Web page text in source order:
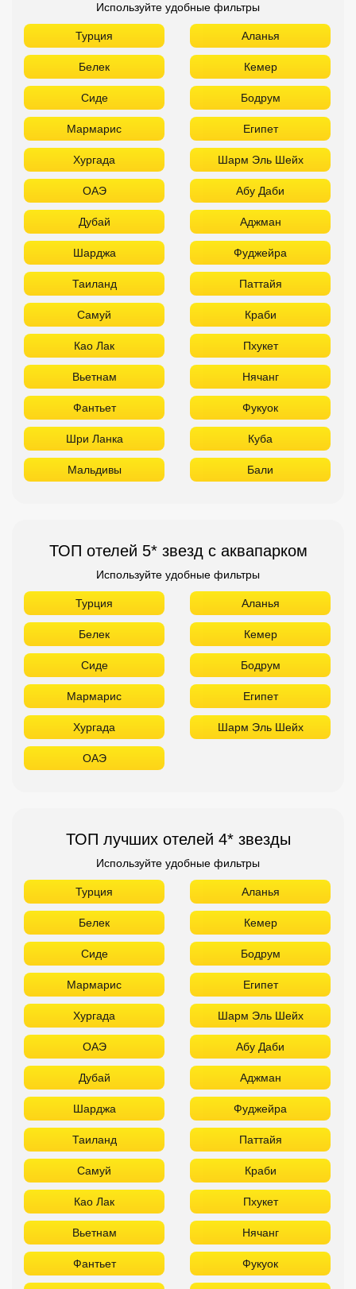
Используйте удобные фильтры
Турция Аланья
Белек Кемер
Сиде Бодрум
Мармарис Египет
Хургада Шарм Эль Шейх
ОАЭ Абу Даби
Дубай Аджман
Шарджа Фуджейра
Таиланд Паттайя
Самуй Краби
Као Лак Пхукет
Вьетнам Нячанг
Фантьет Фукуок
Шри Ланка Куба
Мальдивы Бали
ТОП отелей 5* звезд с аквапарком
Используйте удобные фильтры
Турция Аланья
Белек Кемер
Сиде Бодрум
Мармарис Египет
Хургада Шарм Эль Шейх
ОАЭ
ТОП лучших отелей 4* звезды
Используйте удобные фильтры
Турция Аланья
Белек Кемер
Сиде Бодрум
Мармарис Египет
Хургада Шарм Эль Шейх
ОАЭ Абу Даби
Дубай Аджман
Шарджа Фуджейра
Таиланд Паттайя
Самуй Краби
Као Лак Пхукет
Вьетнам Нячанг
Фантьет Фукуок